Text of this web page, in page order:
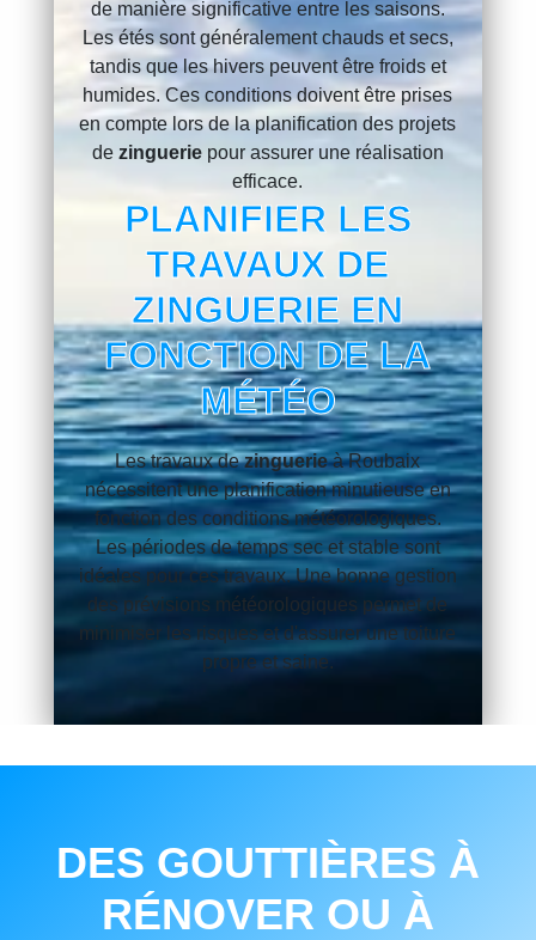
de manière significative entre les saisons.
Les étés sont généralement chauds et secs,
tandis que les hivers peuvent être froids et
humides. Ces conditions doivent être prises
en compte lors de la planification des projets
de zingueriepour assurer une réalisation
efficace.
PLANIFIER LES
TRAVAUX DE
ZINGUERIE EN
FONCTION DE LA
MÉTÉO
Les travaux dezinguerieà Roubaix
nécessitent une planification minutieuse en
fonction des conditions météorologiques.
Les périodes de temps sec et stable sont
idéales pour ces travaux. Une bonne gestion
des prévisions météorologiques permet de
minimiser les risques et d'assurer une toiture
propre et saine.
DES GOUTTIÈRES À
RÉNOVER OU À